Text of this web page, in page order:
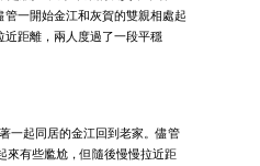
一開始金江和灰賀的雙親相處起
近距離，兩人度過了一段平穩
一起同居的金江回到老家。儘管
來有些尷尬，但隨後慢慢拉近距